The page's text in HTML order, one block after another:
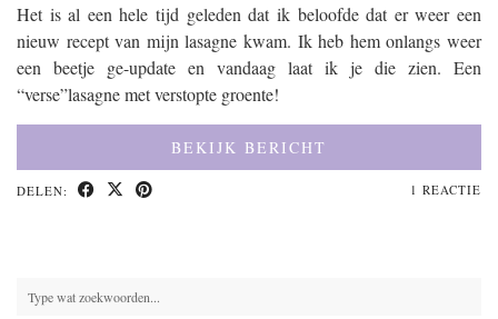
Het is al een hele tijd geleden dat ik beloofde dat er weer een
nieuw recept van mijn lasagne kwam. Ik heb hem onlangs weer
een beetje ge-update en vandaag laat ik je die zien. Een
“verse”lasagne met verstopte groente!
BEKIJK BERICHT
DELEN: 1 REACTIE